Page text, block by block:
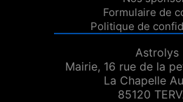
Formulaire de
Politique de
Astrolys
Mairie, 16 rue de la
La Chapelle
85120